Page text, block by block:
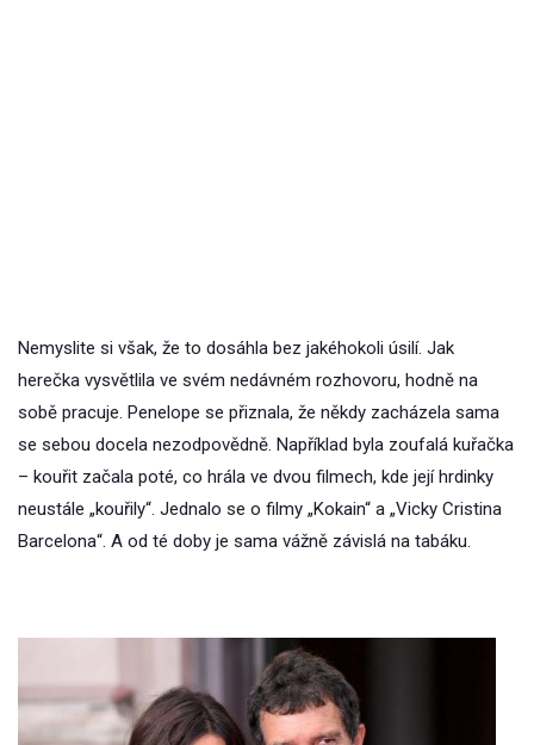
Nemyslite si však, že to dosáhla bez jakéhokoli úsilí. Jak
herečka vysvětlila ve svém nedávném rozhovoru, hodně na
sobě pracuje. Penelope se přiznala, že někdy zacházela sama
se sebou docela nezodpovědně. Například byla zoufalá kuřačka
– kouřit začala poté, co hrála ve dvou filmech, kde její hrdinky
neustále „kouřily“. Jednalo se o filmy „Kokain“ a „Vicky Cristina
Barcelona“. A od té doby je sama vážně závislá na tabáku.